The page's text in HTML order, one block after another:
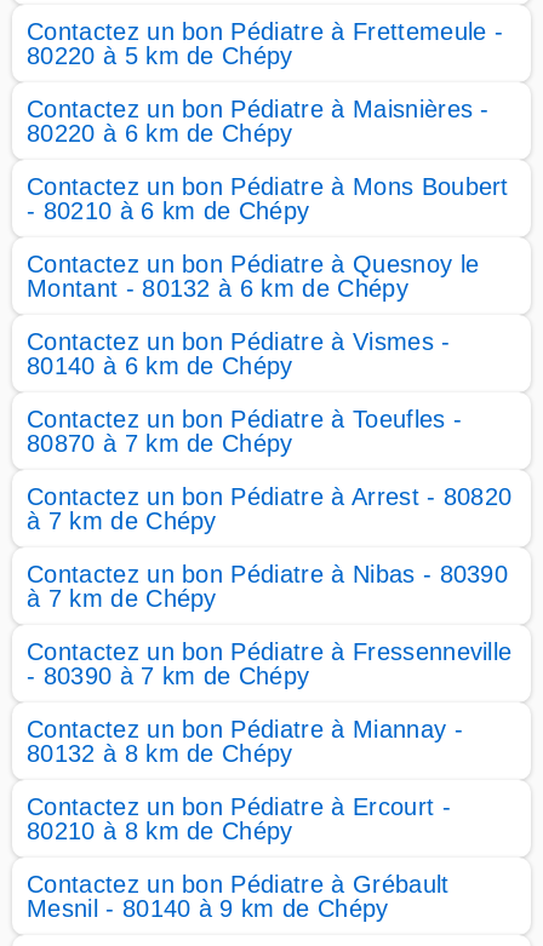
Contactez un bon Pédiatre à Frettemeule -
80220 à 5 km de Chépy
Contactez un bon Pédiatre à Maisnières -
80220 à 6 km de Chépy
Contactez un bon Pédiatre à Mons Boubert
- 80210 à 6 km de Chépy
Contactez un bon Pédiatre à Quesnoy le
Montant - 80132 à 6 km de Chépy
Contactez un bon Pédiatre à Vismes -
80140 à 6 km de Chépy
Contactez un bon Pédiatre à Toeufles -
80870 à 7 km de Chépy
Contactez un bon Pédiatre à Arrest - 80820
à 7 km de Chépy
Contactez un bon Pédiatre à Nibas - 80390
à 7 km de Chépy
Contactez un bon Pédiatre à Fressenneville
- 80390 à 7 km de Chépy
Contactez un bon Pédiatre à Miannay -
80132 à 8 km de Chépy
Contactez un bon Pédiatre à Ercourt -
80210 à 8 km de Chépy
Contactez un bon Pédiatre à Grébault
Mesnil - 80140 à 9 km de Chépy